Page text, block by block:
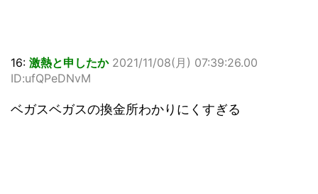
16: 激熱と申したか 2021/11/08(月) 07:39:26.00
ID:ufQPeDNvM
ベガスベガスの換金所わかりにくすぎる